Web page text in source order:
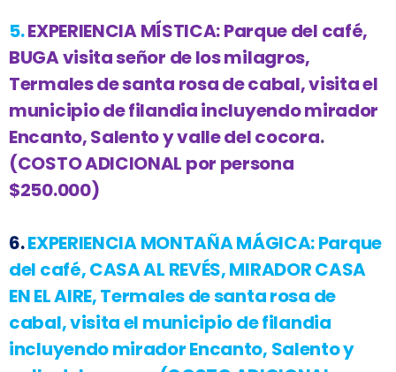
5.EXPERIENCIA MÍSTICA:Parque del café,
BUGA visita señor de los milagros,
Termales de santa rosa de cabal, visita el
municipio de filandia incluyendo mirador
Encanto, Salento y valle del cocora.
(COSTO ADICIONAL por persona
$250.000)
6.EXPERIENCIA MONTAÑA MÁGICA:Parque
del café, CASA AL REVÉS, MIRADOR CASA
EN EL AIRE, Termales de santa rosa de
cabal, visita el municipio de filandia
incluyendo mirador Encanto, Salento y